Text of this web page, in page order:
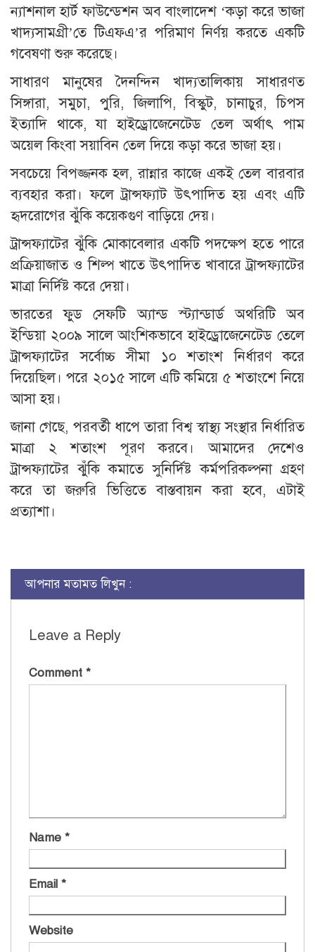
ন্যাশনাল হার্ট ফাউন্ডেশন অব বাংলাদেশ ‘কড়া করে ভাজা
খাদ্যসামগ্রী’তে টিএফএ’র পরিমাণ নির্ণয় করতে একটি
গবেষণা শুরু করেছে।
সাধারণ মানুষের দৈনন্দিন খাদ্যতালিকায় সাধারণত
সিঙ্গারা, সমুচা, পুরি, জিলাপি, বিস্কুট, চানাচুর, চিপস
ইত্যাদি থাকে, যা হাইড্রোজেনেটেড তেল অর্থাৎ পাম
অয়েল কিংবা সয়াবিন তেল দিয়ে কড়া করে ভাজা হয়।
সবচেয়ে বিপজ্জনক হল, রান্নার কাজে একই তেল বারবার
ব্যবহার করা। ফলে ট্রান্সফ্যাট উৎপাদিত হয় এবং এটি
হৃদরোগের ঝুঁকি কয়েকগুণ বাড়িয়ে দেয়।
ট্রান্সফ্যাটের ঝুঁকি মোকাবেলার একটি পদক্ষেপ হতে পারে
প্রক্রিয়াজাত ও শিল্প খাতে উৎপাদিত খাবারে ট্রান্সফ্যাটের
মাত্রা নির্দিষ্ট করে দেয়া।
ভারতের ফুড সেফটি অ্যান্ড স্ট্যান্ডার্ড অথরিটি অব
ইন্ডিয়া ২০০৯ সালে আংশিকভাবে হাইড্রোজেনেটেড তেলে
ট্রান্সফ্যাটের সর্বোচ্চ সীমা ১০ শতাংশ নির্ধারণ করে
দিয়েছিল। পরে ২০১৫ সালে এটি কমিয়ে ৫ শতাংশে নিয়ে
আসা হয়।
জানা গেছে, পরবর্তী ধাপে তারা বিশ্ব স্বাস্থ্য সংস্থার নির্ধারিত
মাত্রা ২ শতাংশ পূরণ করবে। আমাদের দেশেও
ট্রান্সফ্যাটের ঝুঁকি কমাতে সুনির্দিষ্ট কর্মপরিকল্পনা গ্রহণ
করে তা জরুরি ভিত্তিতে বাস্তবায়ন করা হবে, এটাই
প্রত্যাশা।
আপনার মতামত লিখুন :
Leave a Reply
Comment *
Name *
Email *
Website